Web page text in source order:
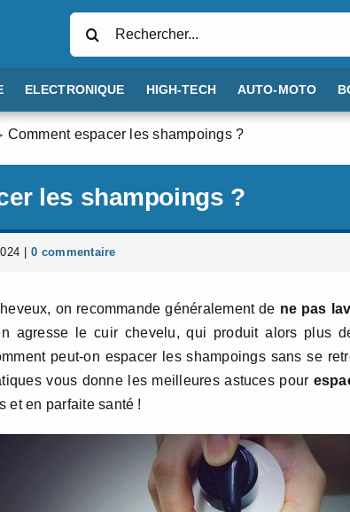
ELECTRONIQUE HIGH-TECH AUTO-MOTO
Comment espacer les shampoings ?
les shampoings ?
0 commentaire
on recommande généralement de ne pas
agresse le cuir chevelu, qui produit alors plus
peut-on espacer les shampoings sans se
vous donne les meilleures astuces pour
et en parfaite santé !